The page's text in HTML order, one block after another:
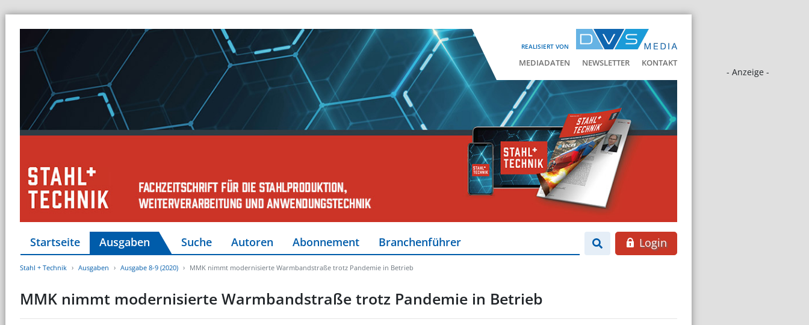
REALISIERT VON
MEDIADATEN NEWSLETTER KONTAKT
- Anzeige -
Startseite Ausgaben Suche Autoren Abonnement Branchenführer Login
Stahl + Technik Ausgaben Ausgabe 8-9 (2020) MMK nimmt modernisierte Warmbandstraße trotz Pandemie in Betrieb
MMK nimmt modernisierte Warmbandstraße trotz Pandemie in Betrieb